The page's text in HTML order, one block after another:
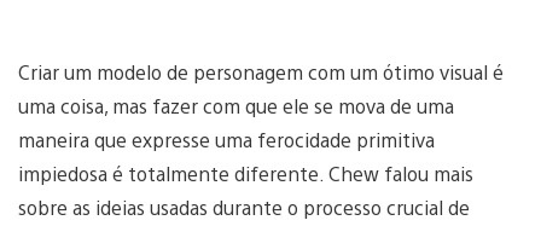
Criar um modelo de personagem com um ótimo visual é
uma coisa, mas fazer com que ele se mova de uma
maneira que expresse uma ferocidade primitiva
impiedosa é totalmente diferente. Chew falou mais
sobre as ideias usadas durante o processo crucial de